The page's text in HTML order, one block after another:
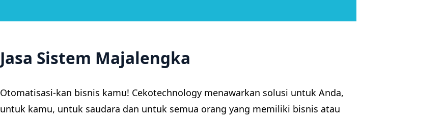
Jasa Sistem Majalengka
Otomatisasi-kan bisnis kamu! Cekotechnology menawarkan solusi untuk Anda,
untuk kamu, untuk saudara dan untuk semua orang yang memiliki bisnis atau